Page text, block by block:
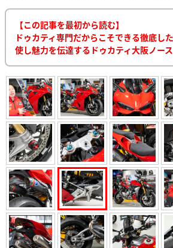
【この記事を最初から読む】
ドゥカティ専門だからこそできる徹底し
使し魅力を伝達するドゥカティ大阪ノース